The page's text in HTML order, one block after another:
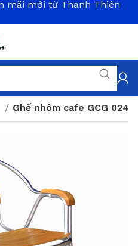
Ghế nhôm cafe GCG 024
mãi mới từ Thanh Thiên